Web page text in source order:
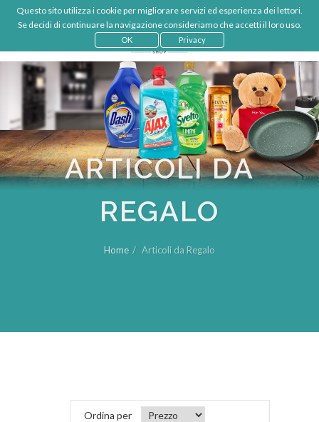
Questo sito utilizza i cookie per migliorare servizi ed esperienza dei lettori.
Se decidi di continuare la navigazione consideriamo che accetti il loro uso.
OK Privacy
€
IT
LOGIN
ARTICOLI DA
REGALO
Home Articoli da Regalo
Ordina per